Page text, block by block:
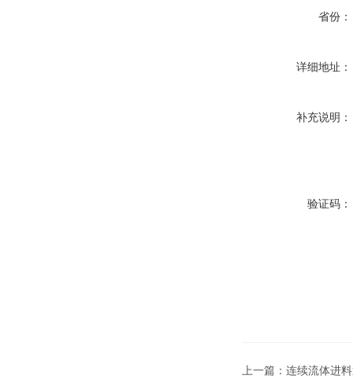
省份：
详细地址：
补充说明：
验证码：
上一篇： 连续流体进